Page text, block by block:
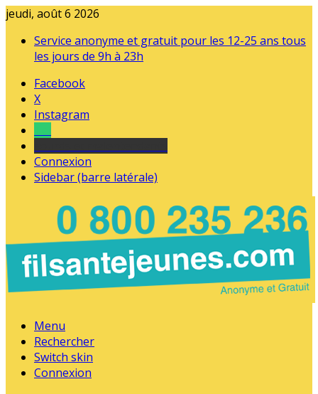
jeudi, août 6 2026
Service anonyme et gratuit pour les 12-25 ans tous
les jours de 9h à 23h
Facebook
X
Instagram
Connexion
Sidebar (barre latérale)
Menu
Rechercher
Switch skin
Connexion